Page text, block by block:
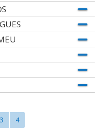
3 4